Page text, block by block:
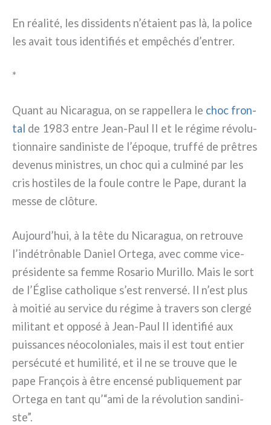
En réa­li­té, les dis­si­den­ts n’étaient pas là, la poli­ce
les avait tous iden­ti­fiés et empê­chés d’entrer.
*
Quant au Nicaragua, on se rap­pel­le­ra le choc fron­
tal de 1983 entre Jean-Paul II et le régi­me révo­lu­
tion­nai­re san­di­ni­ste de l’époque, truf­fé de prê­tres
deve­nus mini­stres, un choc qui a cul­mi­né par les
cris hosti­les de la fou­le con­tre le Pape, durant la
mes­se de clô­tu­re.
Aujourd’hui, à la tête du Nicaragua, on retrou­ve
l’indétrônable Daniel Ortega, avec com­me vice-
présidente sa fem­me Rosario Murillo. Mais le sort
de l’Église catho­li­que s’est ren­ver­sé. Il n’est plus
à moi­tié au ser­vi­ce du régi­me à tra­vers son cler­gé
mili­tant et oppo­sé à Jean-Paul II iden­ti­fié aux
puis­san­ces néo­co­lo­nia­les, mais il est tout entier
per­sé­cu­té et humi­li­té, et il ne se trou­ve que le
pape François à être encen­sé publi­que­ment par
Ortega en tant qu’“ami de la révo­lu­tion san­di­ni­
ste”.